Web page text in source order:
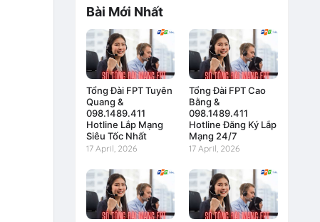
Bài Mới Nhất
Tổng Đài FPT Tuyên
Quang &
098.1489.411
Hotline Lắp Mạng
Siêu Tốc Nhất
17 April, 2026
Tổng Đài FPT Cao
Bằng &
098.1489.411
Hotline Đăng Ký Lắp
Mạng 24/7
17 April, 2026